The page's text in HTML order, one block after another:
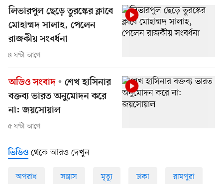
লিভারপুল ছেড়ে তুরস্কের ক্লাবে
মোহাম্মদ সালাহ, পেলেন
রাজকীয় সংবর্ধনা
৪ ঘণ্টা আগে
অডিও সংবাদ
শেখ হাসিনার
বক্তব্য ভারত অনুমোদন করে
না: জয়সোয়াল
৫ ঘণ্টা আগে
ভিডিও থেকে আরও দেখুন
অপরাধ সন্ত্রাস মৃত্যু ঢাকা রামপুরা